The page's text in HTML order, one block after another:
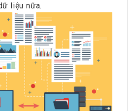
liệu nữa.